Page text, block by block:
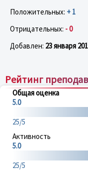
Положительных: + 1
Отрицательных: - 0
Добавлен: 23 января
Рейтинг
Общая оценка
5.0
25/5
Активность
5.0
25/5